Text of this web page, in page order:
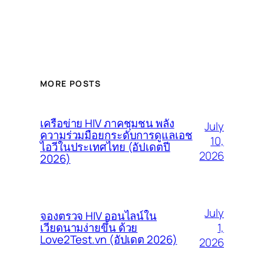
MORE POSTS
เครือข่าย HIV ภาคชุมชน พลัง
ความร่วมมือยกระดับการดูแลเอช
ไอวีในประเทศไทย (อัปเดตปี
2026)
July
10,
2026
จองตรวจ HIV ออนไลน์ใน
เวียดนามง่ายขึ้น ด้วย
Love2Test.vn (อัปเดต 2026)
July
1,
2026